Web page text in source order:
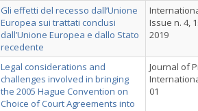
Gli effetti del recesso dall’Unione
Europea sui trattati conclusi
dall’Unione Europea e dallo Stato
recedente
Issue n. 4,
2019
Legal considerations and
challenges involved in bringing
the 2005 Hague Convention on
Choice of Court Agreements into
Journal of
01